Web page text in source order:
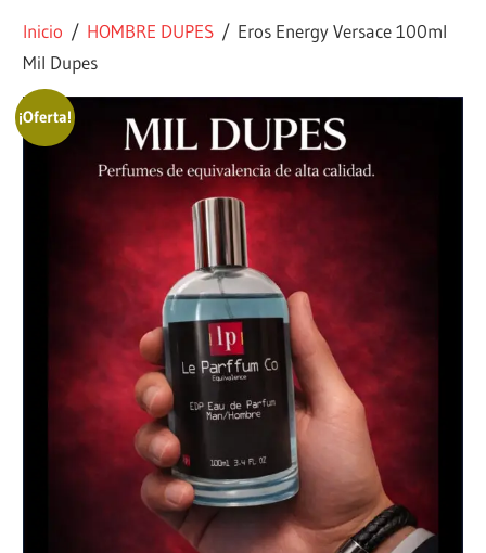
Inicio / HOMBRE DUPES / Eros Energy Versace 100ml
Mil Dupes
¡Oferta!